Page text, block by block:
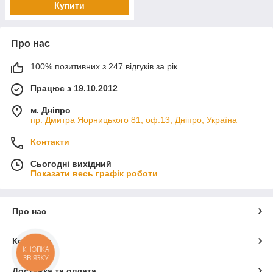
Купити
Про нас
100% позитивних з 247 відгуків за рік
Працює з 19.10.2012
м. Дніпро
пр. Дмитра Яорницького 81, оф.13, Дніпро, Україна
Контакти
Сьогодні вихідний
Показати весь графік роботи
Про нас
Контакти
КНОПКА
ЗВ'ЯЗКУ